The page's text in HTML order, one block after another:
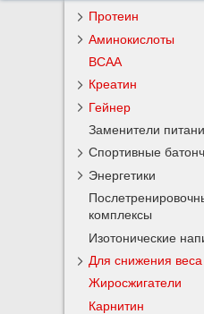
Протеин
Аминокислоты
BCAA
Креатин
Гейнер
Заменители
Спортивные
Энергетики
комплексы
Изотонические
Для снижения веса
Жиросжигатели
Карнитин